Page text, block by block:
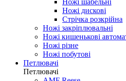
Ножі шабельні
Ножі дискові
Стрічка розкрійна
Ножі закріплювальні
Ножі кишенькові
Ножі різне
Ножі побутові
Петлювачі
Петлювачі